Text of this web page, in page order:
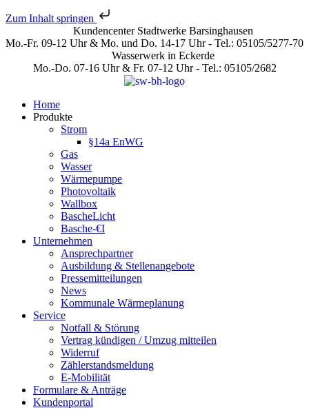
Zum Inhalt springen
Kundencenter Stadtwerke Barsinghausen
Mo.-Fr. 09-12 Uhr & Mo. und Do. 14-17 Uhr - Tel.: 05105/5277-70
Wasserwerk in Eckerde
Mo.-Do. 07-16 Uhr & Fr. 07-12 Uhr - Tel.: 05105/2682
Home
Produkte
Strom
§14a EnWG
Gas
Wasser
Wärmepumpe
Photovoltaik
Wallbox
BascheLicht
Basche-€I
Unternehmen
Ansprechpartner
Ausbildung & Stellenangebote
Pressemitteilungen
News
Kommunale Wärmeplanung
Service
Notfall & Störung
Vertrag kündigen / Umzug mitteilen
Widerruf
Zählerstandsmeldung
E-Mobilität
Formulare & Anträge
Kundenportal